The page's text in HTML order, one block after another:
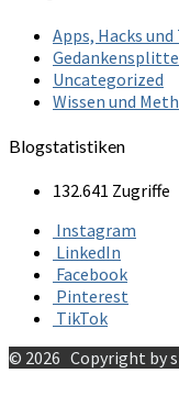
Apps, Hacks
Uncategorized
Wissen und
Blogstatistiken
132.641 Zugriffe
Instagram
LinkedIn
Facebook
Pinterest
TikTok
© 2026 Copyright by